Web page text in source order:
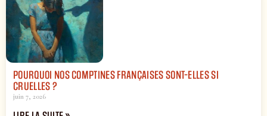
POURQUOI NOS COMPTINES FRANÇAISES SONT-ELLES SI
CRUELLES ?
juin 7, 2026